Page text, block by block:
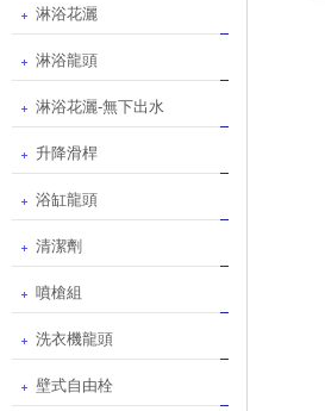
淋浴花灑
淋浴龍頭
淋浴花灑-無下出水
升降滑桿
浴缸龍頭
清潔劑
噴槍組
洗衣機龍頭
壁式自由栓